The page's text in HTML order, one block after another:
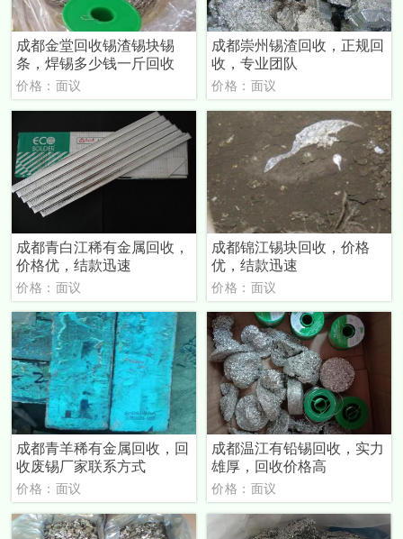
成都金堂回收锡渣锡块锡
条，焊锡多少钱一斤回收
价格：面议
成都崇州锡渣回收，正规回
收，专业团队
价格：面议
成都青白江稀有金属回收，
价格优，结款迅速
价格：面议
成都锦江锡块回收，价格
优，结款迅速
价格：面议
成都青羊稀有金属回收，回
收废锡厂家联系方式
价格：面议
成都温江有铅锡回收，实力
雄厚，回收价格高
价格：面议